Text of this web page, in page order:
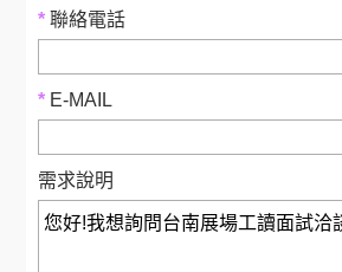
* 聯絡電話
* E-MAIL
需求說明